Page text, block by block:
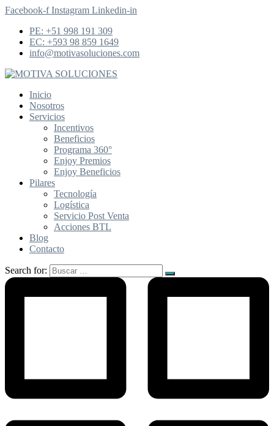
Facebook-f Instagram Linkedin-in
PE: +51 998 191 309
EC: +593 98 859 1649
info@motivasoluciones.com
Inicio
Nosotros
Servicios
Incentivos
Beneficios
Programa 360°
Enjoy Premios
Enjoy Beneficios
Pilares
Tecnología
Logística
Servicio Post Venta
Acciones BTL
Blog
Contacto
Search for: